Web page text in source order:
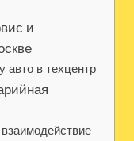
и
авто в техцентр